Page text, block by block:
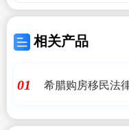
相关产品
01 希腊购房移民法